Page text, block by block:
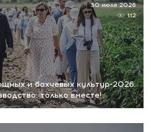
и бахчевых культур-2026.
только вместе!
30 июля 2026
112